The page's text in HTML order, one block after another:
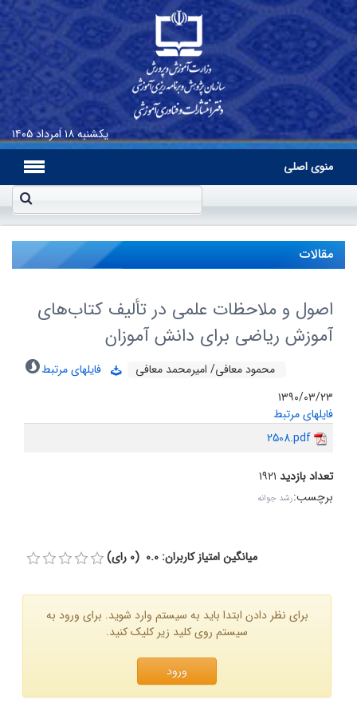
یکشنبه۱۸ اَمرداد ۱۴۰۵
منوی اصلی
مقالات
اصول و ملاحظات علمی در تألیف کتاب‌های
آموزش ریاضی برای دانش آموزان
محمود معافی/ امیرمحمد معافی
فایلهای مرتبط
۱۳۹۰/۰۳/۲۳
فایلهای مرتبط
2508.pdf
تعداد بازدید ۱۹۲۱
برچسب:رشد جوانه
میانگین امتیاز کاربران: 0.0 (0 رای)
برای نظر دادن ابتدا باید به سیستم وارد شوید. برای ورود به
سیستم روی کلید زیر کلیک کنید.
ورود